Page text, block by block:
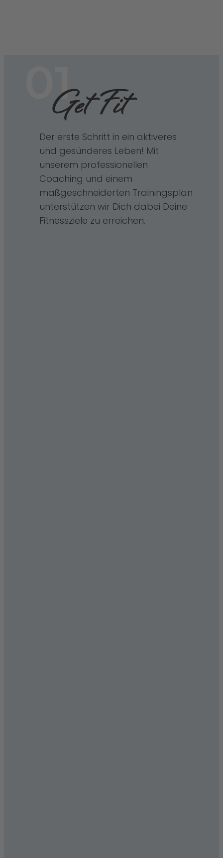
01
Get Fit
Der erste Schritt in ein aktiveres
und gesünderes Leben! Mit
unserem professionellen
Coaching und einem
maßgeschneiderten Trainingsplan
unterstützen wir Dich dabei Deine
Fitnessziele zu erreichen.